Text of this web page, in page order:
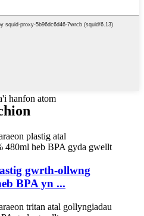
hanfon atom
gwrth-ollwng
BPA yn ...